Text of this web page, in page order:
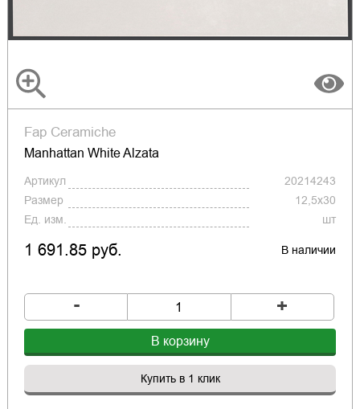
Fap Ceramiche
Manhattan White Alzata
Артикул
20214243
Размер
12,5x30
Ед. изм.
шт
1 691.85 руб. В наличии
- +
В корзину
Купить в 1 клик